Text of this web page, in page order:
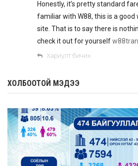
Honestly, it’s pretty standard
familiar with W88, this is a
site. That is to say there is
check it out for yourself
Хариулт бичих
ХОЛБООТОЙ МЭДЭЭ